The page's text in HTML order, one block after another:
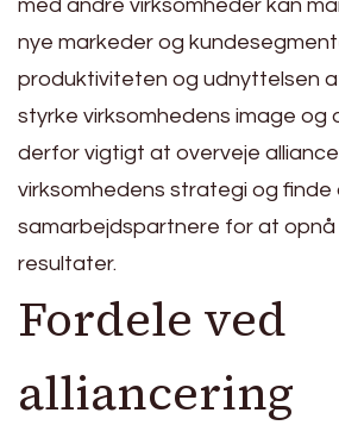
med andre virksomheder kan
nye markeder og
produktiviteten og udnyttelsen
styrke virksomhedens image og
derfor vigtigt at overveje
virksomhedens strategi og finde
samarbejdspartnere for at
resultater.
Fordele ved
alliancering